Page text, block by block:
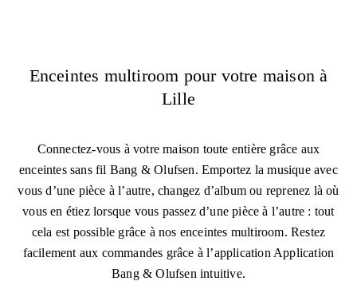
Enceintes multiroom pour votre maison à
Lille
Connectez-vous à votre maison toute entière grâce aux
enceintes sans fil Bang & Olufsen. Emportez la musique avec
vous d’une pièce à l’autre, changez d’album ou reprenez là où
vous en étiez lorsque vous passez d’une pièce à l’autre : tout
cela est possible grâce à nos enceintes multiroom. Restez
facilement aux commandes grâce à l’application Application
Bang & Olufsen intuitive.